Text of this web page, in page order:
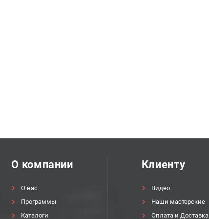
О компании
О нас
Программы
Каталоги
Клиенту
Видео
Наши мастерские
Оплата и Доставка